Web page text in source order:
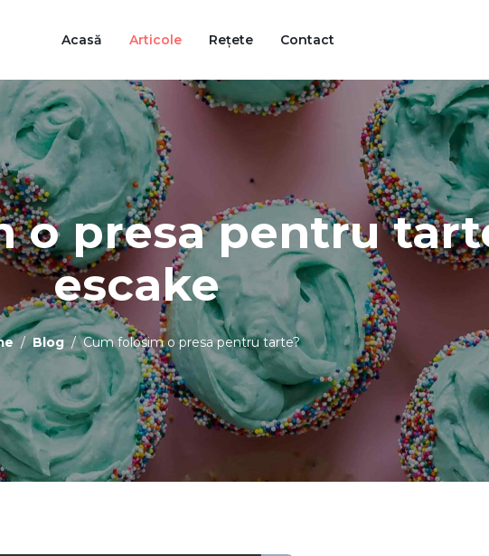
Acasă Articole Rețete Contact
o presa pentru
escake
Blog Cum folosim o presa pentru tarte?